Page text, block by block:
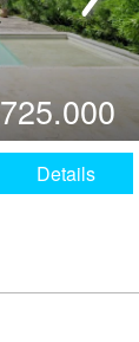
725.000
Details